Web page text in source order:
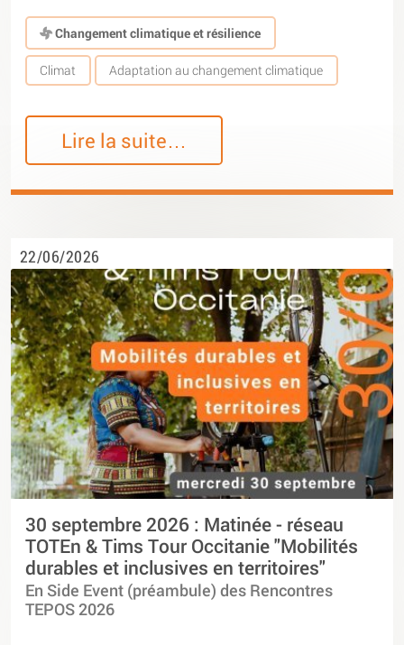
Changement climatique et résilience
Climat Adaptation au changement climatique
Lire la suite…
22/06/2026
30 septembre 2026 : Matinée - réseau
TOTEn & Tims Tour Occitanie "Mobilités
durables et inclusives en territoires"
En Side Event (préambule) des Rencontres
TEPOS 2026